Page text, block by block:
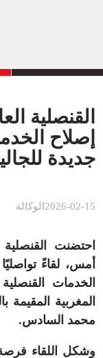
القنصلية
إصلاح
جديدة
الوكالة2026-02-15
احتضنت
أمس، لقاءً
الخدمات
المغربية المقيمة
محمد السادس.
وشكل اللقاء